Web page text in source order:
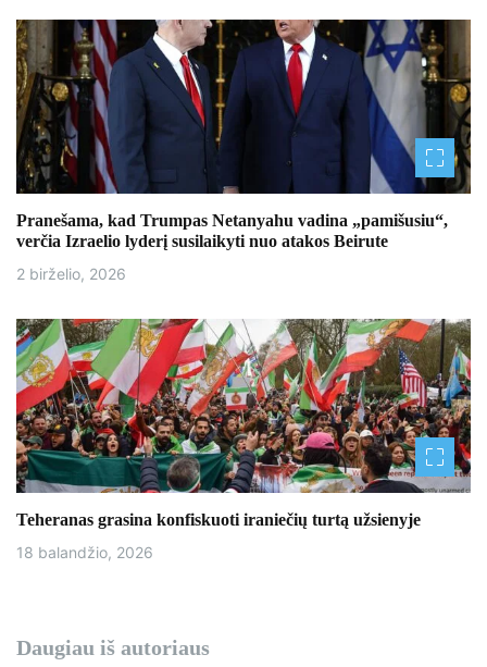
į
r
a
š
ų
Pranešama, kad Trumpas Netanyahu vadina „pamišusiu“,
verčia Izraelio lyderį susilaikyti nuo atakos Beirute
2 birželio, 2026
Teheranas grasina konfiskuoti iraniečių turtą užsienyje
18 balandžio, 2026
Daugiau iš autoriaus